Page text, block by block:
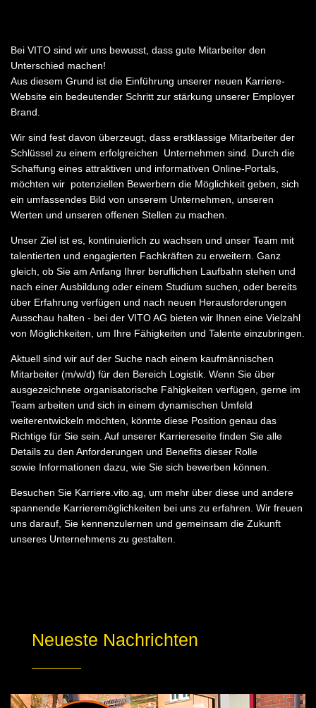
Bei VITO sind wir uns bewusst, dass gute Mitarbeiter den
Unterschied machen!
Aus diesem Grund ist die Einführung unserer neuen Karriere-
Website ein bedeutender Schritt zur stärkung unserer Employer
Brand.
Wir sind fest davon überzeugt, dass erstklassige Mitarbeiter der
Schlüssel zu einem erfolgreichen Unternehmen sind. Durch die
Schaffung eines attraktiven und informativen Online-Portals,
möchten wir potenziellen Bewerbern die Möglichkeit geben, sich
ein umfassendes Bild von unserem Unternehmen, unseren
Werten und unseren offenen Stellen zu machen.
Unser Ziel ist es, kontinuierlich zu wachsen und unser Team mit
talentierten und engagierten Fachkräften zu erweitern. Ganz
gleich, ob Sie am Anfang Ihrer beruflichen Laufbahn stehen und
nach einer Ausbildung oder einem Studium suchen, oder bereits
über Erfahrung verfügen und nach neuen Herausforderungen
Ausschau halten - bei der VITO AG bieten wir Ihnen eine Vielzahl
von Möglichkeiten, um Ihre Fähigkeiten und Talente einzubringen.
Aktuell sind wir auf der Suche nach einem kaufmännischen
Mitarbeiter (m/w/d) für den Bereich Logistik. Wenn Sie über
ausgezeichnete organisatorische Fähigkeiten verfügen, gerne im
Team arbeiten und sich in einem dynamischen Umfeld
weiterentwickeln möchten, könnte diese Position genau das
Richtige für Sie sein. Auf unserer Karriereseite finden Sie alle
Details zu den Anforderungen und Benefits dieser Rolle
sowie Informationen dazu, wie Sie sich bewerben können.
Besuchen Sie Karriere.vito.ag, um mehr über diese und andere
spannende Karrieremöglichkeiten bei uns zu erfahren. Wir freuen
uns darauf, Sie kennenzulernen und gemeinsam die Zukunft
unseres Unternehmens zu gestalten.
Neueste Nachrichten